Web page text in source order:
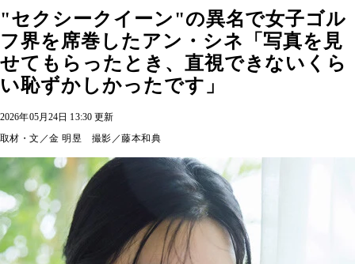
"セクシークイーン"の異名で女子ゴル
フ界を席巻したアン・シネ「写真を見
せてもらったとき、直視できないくら
い恥ずかしかったです」
2026年05月24日 13:30 更新
取材・文／金 明昱 撮影／藤本和典